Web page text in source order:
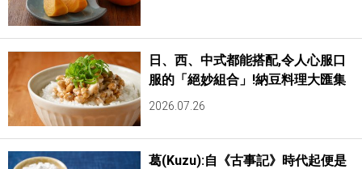
日、西、中式都能搭配,令人心服口
服的「絕妙組合」!納豆料理大匯集
2026.07.26
葛(Kuzu):自《古事記》時代起便是